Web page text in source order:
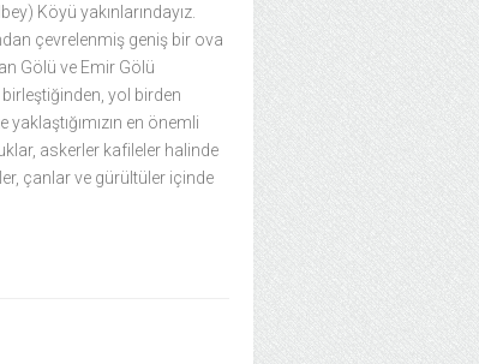
Köyü yakınlarındayız.
çevrelenmiş geniş bir ova
Gölü ve Emir Gölü
yol birden
en önemli
askerler kafileler halinde
çanlar ve gürültüler içinde